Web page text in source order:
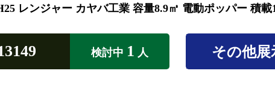
レンジャー カヤバ工業 容量8.9㎥ 電動ポッパー 積載
検討中 1 人 その他展